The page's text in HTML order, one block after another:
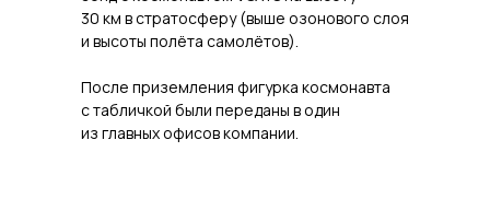
30 км в стратосферу (выше озонового слоя
и высоты полёта самолётов).
После приземления фигурка космонавта
с табличкой были переданы в один
из главных офисов компании.